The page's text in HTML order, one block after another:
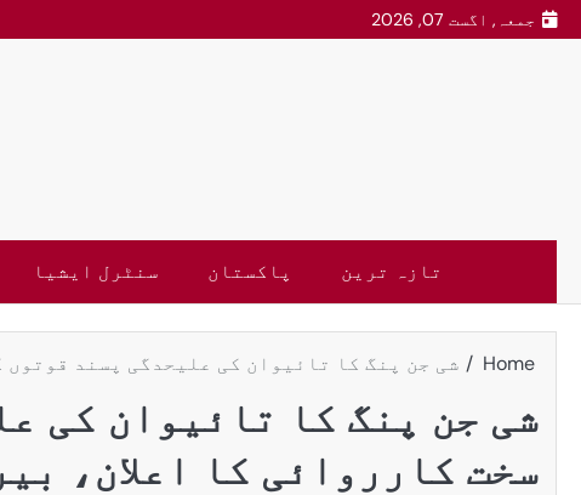
جمعہ, اگست 07, 2026
تازہ ترین پاکستان سنٹرل ایشیا
Home شی جن پنگ کا تائیوان کی علیحدگی پسند قوتوں
شی جن پنگ کا تائیوان کی
سخت کارروائی کا اعلان،